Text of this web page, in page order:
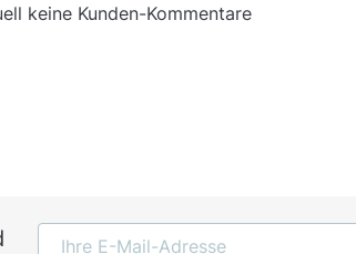
keine Kunden-Kommentare